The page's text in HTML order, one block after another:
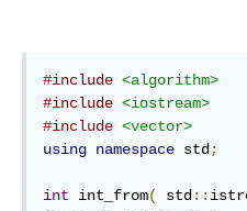
#include <algorithm>
#include <iostream>
#include <vector>
using namespace std ;
int int_from( std ::